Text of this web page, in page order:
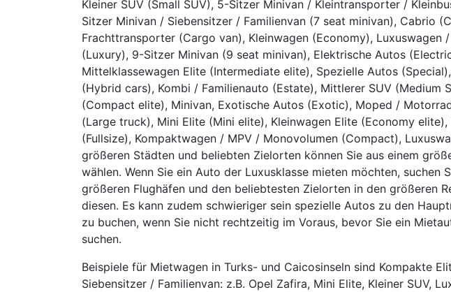
Kleiner SUV (Small SUV), 5-Sitzer Minivan / Kleintransporter /
Sitzer Minivan / Siebensitzer / Familienvan (7 seat minivan), Cabrio
Frachttransporter (Cargo van), Kleinwagen (Economy), Luxuswagen
(Luxury), 9-Sitzer Minivan (9 seat minivan), Elektrische Autos
Mittelklassewagen Elite (Intermediate elite), Spezielle Autos
(Hybrid cars), Kombi / Familienauto (Estate), Mittlerer SUV (Medium
(Compact elite), Minivan, Exotische Autos (Exotic), Moped /
(Large truck), Mini Elite (Mini elite), Kleinwagen Elite (Economy
(Fullsize), Kompaktwagen / MPV / Monovolumen (Compact),
größeren Städten und beliebten Zielorten können Sie aus einem
wählen. Wenn Sie ein Auto der Luxusklasse mieten möchten, suchen
größeren Flughäfen und den beliebtesten Zielorten in den größeren
diesen. Es kann zudem schwieriger sein spezielle Autos zu den
zu buchen, wenn Sie nicht rechtzeitig im Voraus, bevor Sie ein
suchen.
Beispiele für Mietwagen in Turks- und Caicosinseln sind Kompakte
Siebensitzer / Familienvan: z.B. Opel Zafira, Mini Elite, Kleiner SUV,